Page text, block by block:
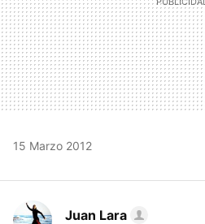
15 Marzo 2012
Juan Lara